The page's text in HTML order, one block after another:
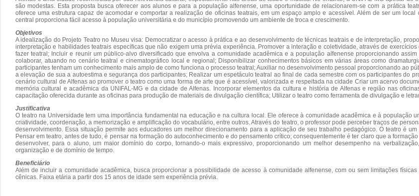
são modestas. Esta proposta busca oferecer aos alunos e para a população alfenense, uma oportunidade de relacionarem-se com a prática
oferece uma estrutura capaz de acomodar e comportar a realização de oficinas teatrais, em um espaço amplo e acessível. Além de ser um
central proporciona fácil acesso à população universitária e do município promovendo um ambiente de troca e crescimento.
Objetivos
A idealização do Projeto Teatro no Museu visa: Democratizar o acesso à prática e ao desenvolvimento de técnicas teatrais e de interpretação,
interpretação e habilidades teatrais específicas que não exigem uma prévia experiência. Promover a interação e coletividade, através de
fazer teatral; Incluir e reunir um público-alvo diversificado que envolva a comunidade acadêmica e a população alfenense proporcionando
colaborar, atuando no cenário teatral e cinematográfico local e regional; Disponibilizar conhecimentos básicos em várias áreas como
participantes tenham um conhecimento mais amplo de como funciona o processo teatral; Auxiliar no desenvolvimento pessoal proporcionando ao
a elevação de sua a autoestima e segurança dos participantes; Realizar um espetáculo teatral ao final de cada semestre com os participantes do
cenário cultural de Alfenas ao promover o teatro como uma forma de arte que é acessível, valorizada e respeitada na cidade Criar um acervo
memória cultural e acadêmica da UNIFAL-MG e da cidade de Alfenas. Incorporar elementos da cultura e história de Alfenas e região nas
capacitação oferecida durante as oficinas para produção de materiais de divulgação científica; Utilizar o teatro como ferramenta de divulgação e
Justificativa
O teatro na Universidade tem uma importância fundamental na educação e na cultura local. Ele oferece à comunidade acadêmica e à população
criatividade, coordenação, a memorização e amplificação do vocabulário, entre outros. Através do teatro, o professor pode perceber traços de
desenvolvimento. Essa situação permite aos educadores um melhor direcionamento para a aplicação de seu trabalho pedagógico. O teatro é
Pensar em teatro, antes de tudo, é pensar na formação do autoconhecimento e do pensamento crítico; consequentemente é ter claro que a
desenvolver, para o aluno, um maior domínio do corpo, tornando-o mais expressivo, proporcionando um melhor desempenho na
organização e de domínio de tempo.
Beneficiário
Além de incluir a comunidade acadêmica, busca proporcionar a possibilidade de acesso à comunidade alfenense, com ou sem limitações
cênicas. Faixa etária a partir dos 15 anos de idade sem experiência prévia.